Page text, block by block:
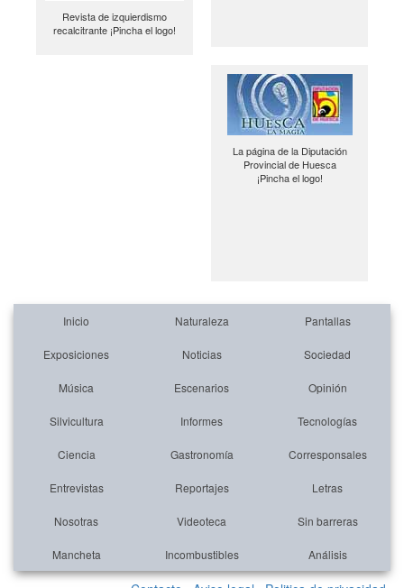
Revista de izquierdismo
recalcitrante ¡Pincha el logo!
La página de la Diputación
Provincial de Huesca
¡Pincha el logo!
Inicio Naturaleza Pantallas
Exposiciones Noticias Sociedad
Música Escenarios Opinión
Silvicultura Informes Tecnologías
Ciencia Gastronomía Corresponsales
Entrevistas Reportajes Letras
Nosotras Videoteca Sin barreras
Mancheta Incombustibles Análisis